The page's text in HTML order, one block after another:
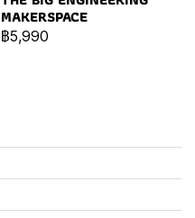
MAKERSPACE
฿5,990